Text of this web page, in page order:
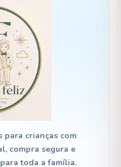
crianças com
compra segura e
toda a família.